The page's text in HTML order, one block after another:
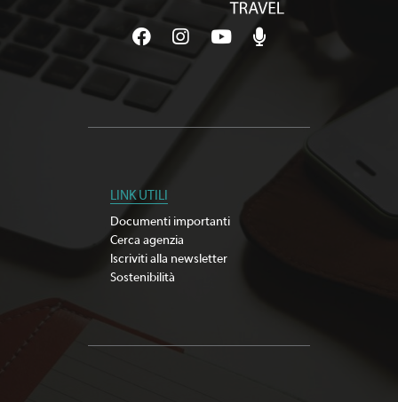
LINK UTILI
Documenti importanti
Cerca agenzia
Iscriviti alla newsletter
Sostenibilità